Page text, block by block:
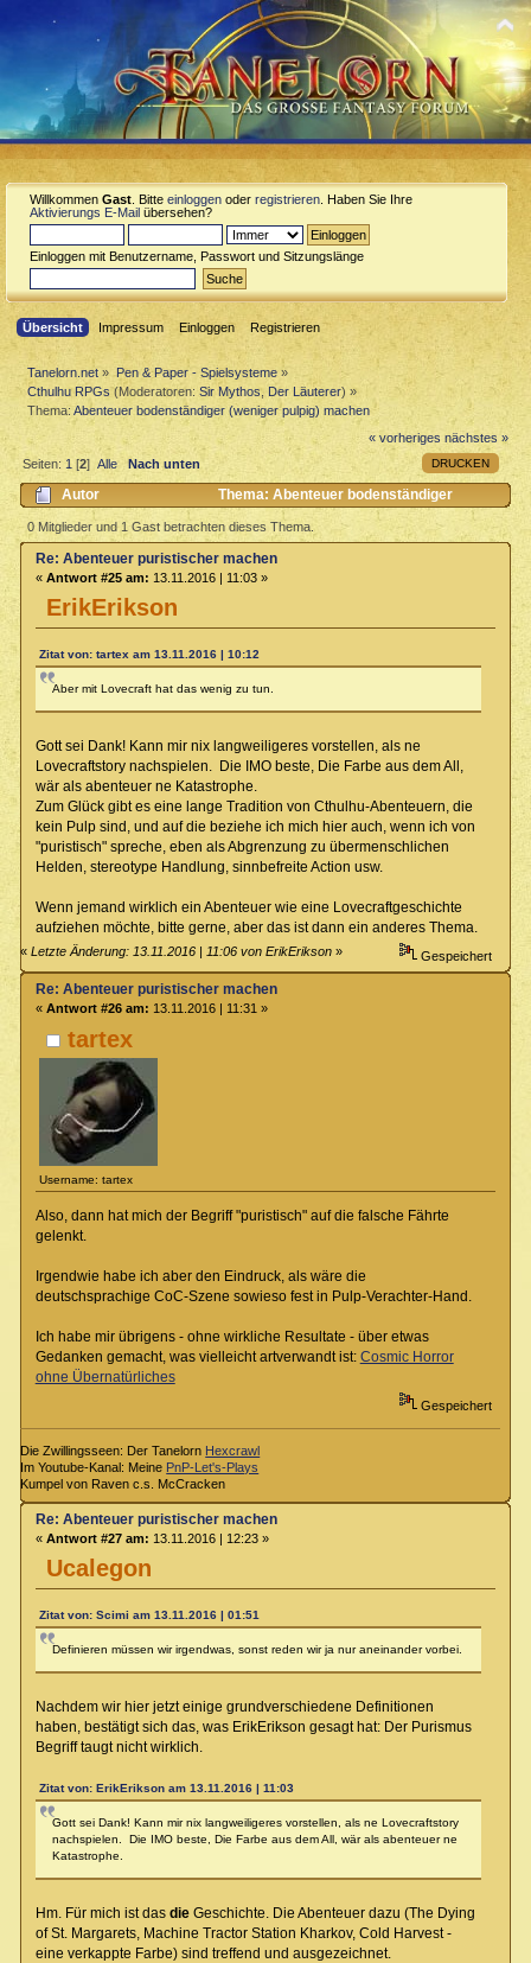
Willkommen Gast . Bitte einloggen oder registrieren . Haben Sie Ihre
Aktivierungs E-Mail übersehen?
Einloggen mit Benutzername, Passwort und Sitzungslänge
Übersicht Impressum Einloggen Registrieren
Tanelorn.net » Pen & Paper - Spielsysteme»
Cthulhu RPGs (Moderatoren:Sir Mythos, Der Läuterer) »
Thema:Abenteuer bodenständiger (weniger pulpig) machen
« vorheriges nächstes »
DRUCKEN
Seiten:1 [2]Alle Nach unten
Autor
Thema: Abenteuer bodenständiger
(weniger pulpig) machen (Gelesen 10509 mal)
0 Mitglieder und 1 Gast betrachten dieses Thema.
ErikErikson
Re: Abenteuer puristischer machen
« Antwort #25 am: 13.11.2016 | 11:03 »
Zitat von: tartex am 13.11.2016 | 10:12
Aber mit Lovecraft hat das wenig zu tun.
Gott sei Dank! Kann mir nix langweiligeres vorstellen, als ne
Lovecraftstory nachspielen. Die IMO beste, Die Farbe aus dem All,
wär als abenteuer ne Katastrophe.
Zum Glück gibt es eine lange Tradition von Cthulhu-Abenteuern, die
kein Pulp sind, und auf die beziehe ich mich hier auch, wenn ich von
"puristisch" spreche, eben als Abgrenzung zu übermenschlichen
Helden, stereotype Handlung, sinnbefreite Action usw.
Wenn jemand wirklich ein Abenteuer wie eine Lovecraftgeschichte
aufziehen möchte, bitte gerne, aber das ist dann ein anderes Thema.
«Letzte Änderung: 13.11.2016 | 11:06 von ErikErikson » Gespeichert
tartex
Username: tartex
Re: Abenteuer puristischer machen
« Antwort #26 am: 13.11.2016 | 11:31 »
Also, dann hat mich der Begriff "puristisch" auf die falsche Fährte
gelenkt.
Irgendwie habe ich aber den Eindruck, als wäre die
deutschsprachige CoC-Szene sowieso fest in Pulp-Verachter-Hand.
Ich habe mir übrigens - ohne wirkliche Resultate - über etwas
Gedanken gemacht, was vielleicht artverwandt ist: Cosmic Horror
ohne Übernatürliches
Gespeichert
Die Zwillingsseen: Der Tanelorn Hexcrawl
Im Youtube-Kanal: Meine PnP-Let's-Plays
Kumpel von Raven c.s. McCracken
Ucalegon
Re: Abenteuer puristischer machen
« Antwort #27 am: 13.11.2016 | 12:23 »
Zitat von: Scimi am 13.11.2016 | 01:51
Definieren müssen wir irgendwas, sonst reden wir ja nur aneinander vorbei.
Nachdem wir hier jetzt einige grundverschiedene Definitionen
haben, bestätigt sich das, was ErikErikson gesagt hat: Der Purismus
Begriff taugt nicht wirklich.
Zitat von: ErikErikson am 13.11.2016 | 11:03
Gott sei Dank! Kann mir nix langweiligeres vorstellen, als ne Lovecraftstory
nachspielen. Die IMO beste, Die Farbe aus dem All, wär als abenteuer ne
Katastrophe.
Hm. Für mich ist das dieGeschichte. Die Abenteuer dazu (The Dying
of St. Margarets, Machine Tractor Station Kharkov, Cold Harvest -
eine verkappte Farbe) sind treffend und ausgezeichnet.